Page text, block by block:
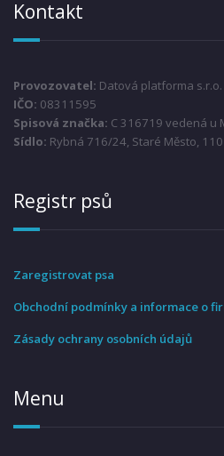
Kontakt
Provozovatel: Datová platforma s.r.o.
IČO: 08311595
Spisová značka: C 316719 vedená u
Sídlo: Rybná 716/24, Staré Město,
Registr psů
Zaregistrovat psa
Obchodní podmínky a informace o
Zásady ochrany osobních údajů
Menu